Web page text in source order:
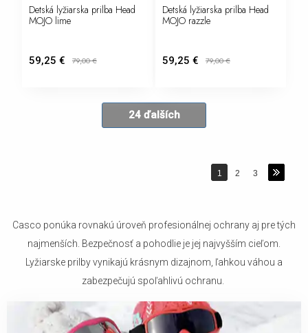
Detská lyžiarska prilba Head
MOJO lime
59,25 € 79,00€
Detská lyžiarska prilba Head
MOJO razzle
59,25 € 79,00€
24 ďalších
1 2 3
Casco ponúka rovnakú úroveň profesionálnej ochrany aj pre tých
najmenších. Bezpečnosť a pohodlie je jej najvyšším cieľom.
Lyžiarske prilby vynikajú krásnym dizajnom, ľahkou váhou a
zabezpečujú spoľahlivú ochranu.